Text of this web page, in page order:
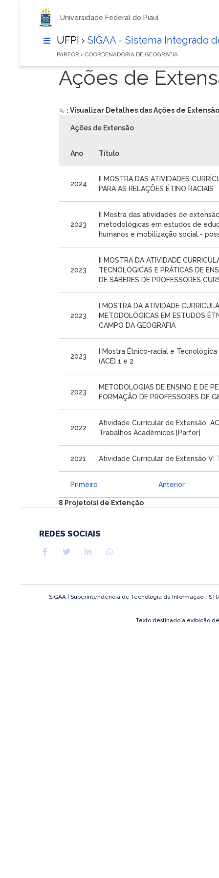
Universidade Federal do Piauí
UFPI › SIGAA - Sistema Integrado
PARFOR › COORDENADORIA DE GEOGRAFIA
Ações de
: Visualizar Detalhes das Ações de Extensão
Ações de Extensão
Ano Título
2024
II MOSTRA DAS ATIVIDADES
PARA AS RELAÇÕES ÉTINO RACIAIS
2023
II Mostra das atividades de
metodológicas em estudos de
humanos e mobilização social -
2023
II MOSTRA DA ATIVIDADE
TECNOLÓGICAS E PRÁTICAS DE
DE SABERES DE PROFESSORES
2023
I MOSTRA DA ATIVIDADE
METODOLÓGICAS EM ESTUDOS
CAMPO DA GEOGRAFIA
2023
I Mostra Étnico-racial e
(ACE) 1 e 2
2023
METODOLOGIAS DE ENSINO E DE
FORMAÇÃO DE PROFESSORES DE
2022
Atividade Curricular de Extensão 
Trabalhos Acadêmicos [Parfor]
2021 Atividade Curricular de Extensão V:
Primeiro Anterior
8 Projeto(s) de Extenção
REDES SOCIAIS
SIGAA | Superintendência de Tecnologia da Informação -
Texto destinado a exibição